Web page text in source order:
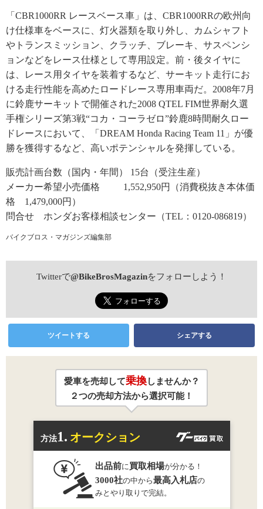
「CBR1000RR レースベース車」は、CBR1000RRの欧州向
け仕様車をベースに、灯火器類を取り外し、カムシャフト
やトランスミッション、クラッチ、ブレーキ、サスペンシ
ョンなどをレース仕様として専用設定。前・後タイヤに
は、レース用タイヤを装着するなど、サーキット走行にお
ける走行性能を高めたロードレース専用車両だ。2008年7月
に鈴鹿サーキットで開催された2008 QTEL FIM世界耐久選
手権シリーズ第3戦“コカ・コーラゼロ”鈴鹿8時間耐久ロー
ドレースにおいて、「DREAM Honda Racing Team 11」が優
勝を獲得するなど、高いポテンシャルを発揮している。
販売計画台数（国内・年間） 15台（受注生産）
メーカー希望小売価格 1,552,950円（消費税抜き本体価
格 1,479,000円）
問合せ ホンダお客様相談センター（TEL：0120-086819）
バイクブロス・マガジンズ編集部
Twitterで@BikeBrosMagazinをフォローしよう！
ツイートする シェアする
愛車を売却して乗換しませんか？
２つの売却方法から選択可能！
方法1. オークション
出品前に買取相場が分かる！
3000社の中から最高入札店の
みとやり取りで完結。